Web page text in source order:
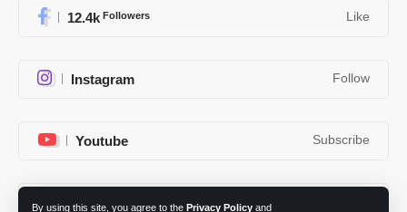
By using this site, you agree to the Privacy Policy and
12.4k Followers Like
Instagram Follow
Youtube Subscribe
Telegram